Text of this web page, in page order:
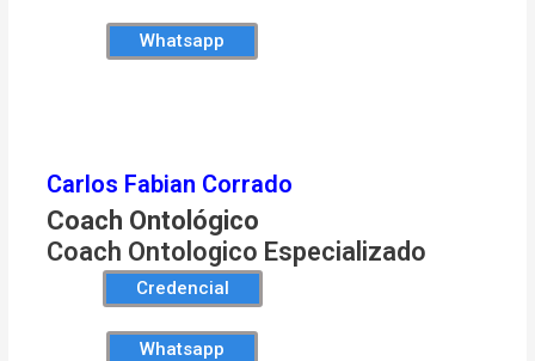
Whatsapp
Carlos Fabian Corrado
Coach Ontológico
Coach Ontologico Especializado
Credencial
Whatsapp